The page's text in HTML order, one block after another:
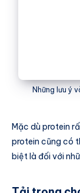
Những lưu ý
Mặc dù protein
protein cũng có
biệt là đối với